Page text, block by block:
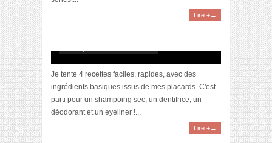
Lire +→
[Video] DIY :Je fabrique mes produits de
Je tente 4 recettes faciles, rapides, avec des
ingrédients basiques issus de mes placards. C'est
parti pour un shampoing sec, un dentifrice, un
déodorant et un eyeliner !...
Lire +→
Je teste : le shampoing solide d’Akilou –